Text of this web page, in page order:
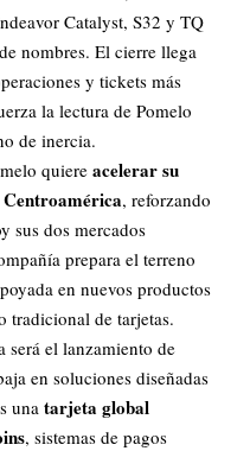
Catalyst, S32 y TQ
nombres. El cierre llega
y tickets más
la lectura de Pomelo
de inercia.
quiere acelerar su
, reforzando
sus dos mercados
prepara el terreno
en nuevos productos
tradicional de tarjetas.
será el lanzamiento de
en soluciones diseñadas
una tarjeta global
, sistemas de pagos